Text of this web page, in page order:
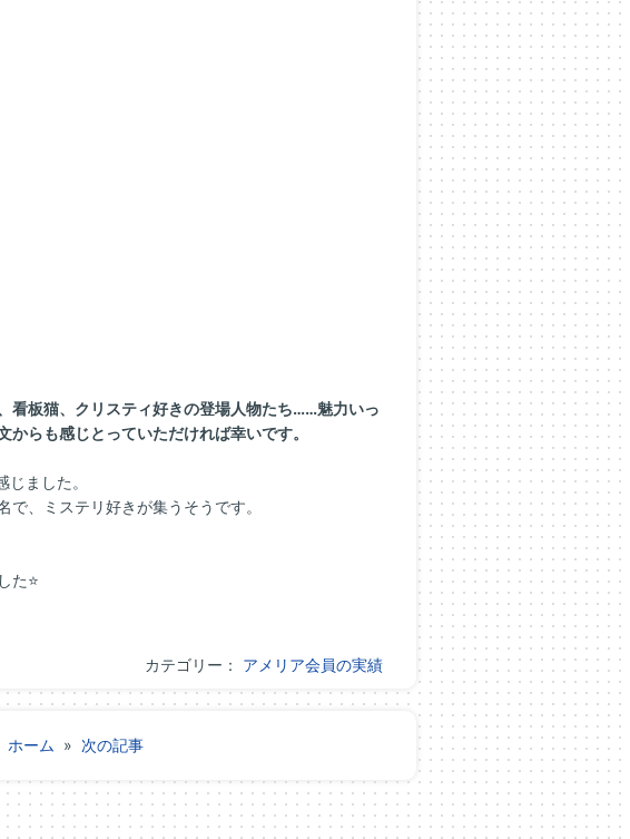
看板猫、クリスティ好きの登場人物たち……魅力いっ
らも感じとっていただければ幸いです。
ました。
、ミステリ好きが集うそうです。
た⭐
カテゴリー： アメリア会員の実績
ホーム » 次の記事